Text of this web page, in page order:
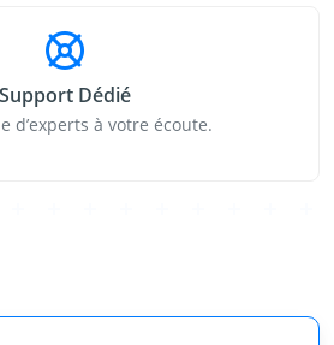
Support Dédié
d’experts à votre écoute.